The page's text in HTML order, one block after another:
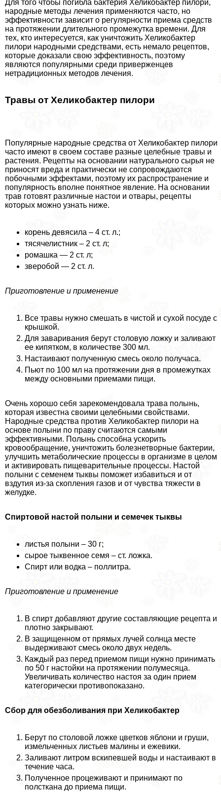
Для того чтобы погибла бактерия Хеликобактер пилори,
народные методы лечения применяются часто, но
эффективности зависит о регулярности приема средств
на протяжении длительного промежутка времени. Для
тех, кто интересуется, как уничтожить Хеликобактер
пилори народными средствами, есть немало рецептов,
которые доказали свою эффективность, поэтому
являются популярными среди приверженцев
нетрадиционных методов лечения.
Травы от Хеликобактер пилори
Популярные народные средства от Хеликобактер пилори
часто имеют в своем составе разные целебные травы и
растения. Рецепты на основании натурального сырья не
приносят вреда и пpaктически не сопровождаются
побочными эффектами, поэтому их распространение и
популярность вполне понятное явление. На основании
трав готовят различные настои и отвары, рецепты
которых можно узнать ниже.
корень девясила – 4 ст. л.;
тясячелистник – 2 ст. л;
ромашка — 2 ст. л;
зверобой — 2 ст. л.
Приготовление и применение
Все травы нужно смешать в чистой и сухой посуде с
крышкой.
Для заваривания берут столовую ложку и заливают
ее кипятком, в количестве 300 мл.
Настаивают полученную смесь около получаса.
Пьют по 100 мл на протяжении дня в промежутках
между основными приемами пищи.
Очень хорошо себя зарекомендовала трава полынь,
которая известна своими целебными свойствами.
Народные средства против Хеликобактер пилори на
основе полыни по праву считаются самыми
эффективными. Полынь способна ускорить
кровообращение, уничтожить болезнетворные бактерии,
улучшить метаболические процессы в организме в целом
и активировать пищеварительные процессы. Настой
полыни с семенем тыквы поможет избавиться и от
вздутия из-за скопления газов и от чувства тяжести в
желудке.
Спиртовой настой полыни и семечек тыквы
листья полыни – 30 г;
сырое тыквенное семя – ст. ложка.
Спирт или водка – поллитра.
Приготовление и применение
В спирт добавляют другие составляющие рецепта и
плотно закрывают.
В защищенном от прямых лучей солнца месте
выдерживают смесь около двух недель.
Каждый раз перед приемом пищи нужно принимать
по 50 г настойки на протяжении полумесяца.
Увеличивать количество настоя за один прием
категорически противопоказано.
Сбор для обезболивания при Хеликобактер
Берут по столовой ложке цветков яблони и груши,
измельченных листьев малины и ежевики.
Заливают литром вскипевшей воды и настаивают в
течение часа.
Полученное процеживают и принимают по
полсткана до приема пищи.